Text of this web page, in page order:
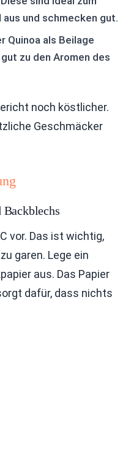
und schmecken gut.
Quinoa als Beilage
zu den Aromen des
noch köstlicher.
Geschmäcker
Backblechs
vor. Das ist wichtig,
garen. Lege ein
aus. Das Papier
dafür, dass nichts